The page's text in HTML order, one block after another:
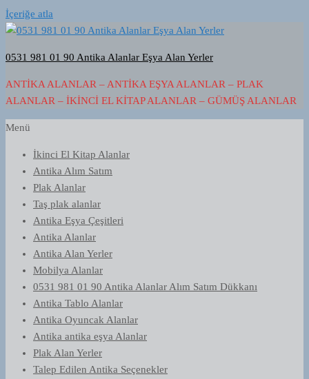
İçeriğe atla
0531 981 01 90 Antika Alanlar Eşya Alan Yerler
ANTIKA ALANLAR – ANTIKA EŞYA ALANLAR – PLAK
ALANLAR – İKINCI EL KITAP ALANLAR – GÜMÜŞ ALANLAR
Menü
İkinci El Kitap Alanlar
Antika Alım Satım
Plak Alanlar
Taş plak alanlar
Antika Eşya Çeşitleri
Antika Alanlar
Antika Alan Yerler
Mobilya Alanlar
0531 981 01 90 Antika Alanlar Alım Satım Dükkanı
Antika Tablo Alanlar
Antika Oyuncak Alanlar
Antika antika eşya Alanlar
Plak Alan Yerler
Talep Edilen Antika Seçenekler